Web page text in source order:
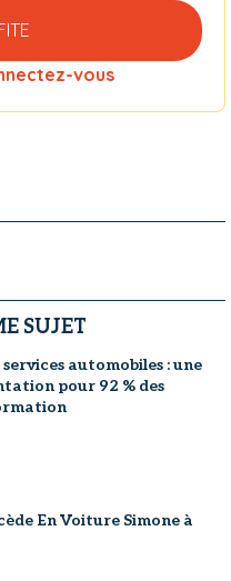
vous
SUJET
automobiles : une
pour 92 % des
En Voiture Simone à